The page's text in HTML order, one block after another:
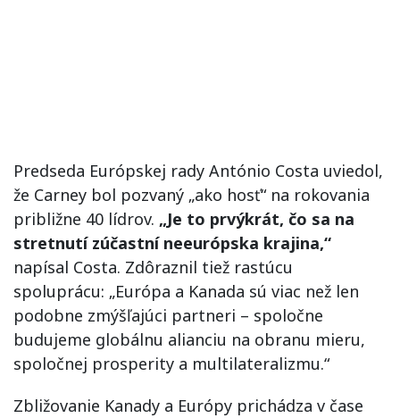
Predseda Európskej rady António Costa uviedol,
že Carney bol pozvaný „ako hosť“ na rokovania
približne 40 lídrov. „Je to prvýkrát, čo sa na
stretnutí zúčastní neeurópska krajina,“
napísal Costa. Zdôraznil tiež rastúcu
spoluprácu: „Európa a Kanada sú viac než len
podobne zmýšľajúci partneri – spoločne
budujeme globálnu alianciu na obranu mieru,
spoločnej prosperity a multilateralizmu.“
Zbližovanie Kanady a Európy prichádza v čase